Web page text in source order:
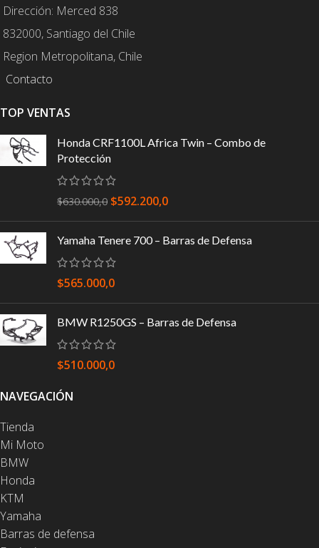
Dirección: Merced 838
832000, Santiago del Chile
Region Metropolitana, Chile
Contacto
TOP VENTAS
Honda CRF1100L Africa Twin – Combo de
Protección
$630.000,0 $592.200,0
Yamaha Tenere 700 – Barras de Defensa
$565.000,0
BMW R1250GS – Barras de Defensa
$510.000,0
NAVEGACIÓN
Tienda
Mi Moto
BMW
Honda
KTM
Yamaha
Barras de defensa